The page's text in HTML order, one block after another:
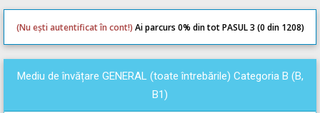
(Nu ești autentificat în cont!) Ai parcurs 0% din tot PASUL 3 (0 din 1208)
0
Mediu de învățare GENERAL (toate întrebările) Categoria B (B,
B1)